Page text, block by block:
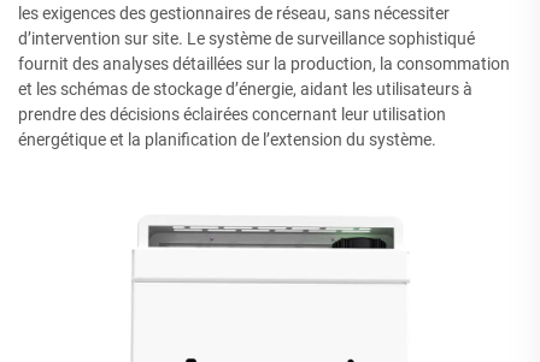
les exigences des gestionnaires de réseau, sans nécessiter
d’intervention sur site. Le système de surveillance sophistiqué
fournit des analyses détaillées sur la production, la consommation
et les schémas de stockage d’énergie, aidant les utilisateurs à
prendre des décisions éclairées concernant leur utilisation
énergétique et la planification de l’extension du système.